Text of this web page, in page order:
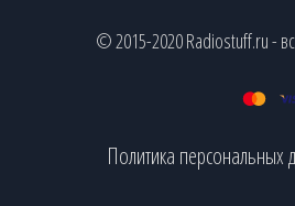
© 2015-2020 Radiostuff.ru -
Политика персональных